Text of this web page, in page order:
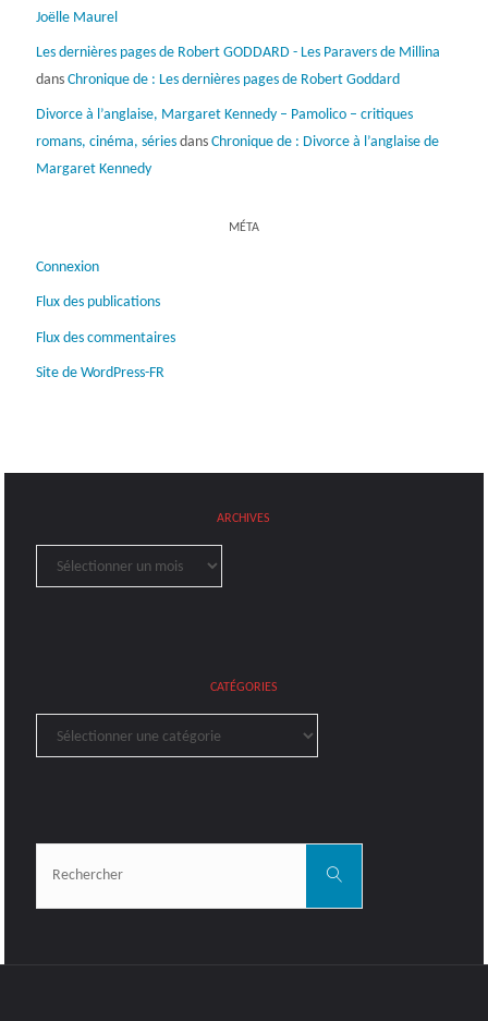
Joëlle Maurel
Les dernières pages de Robert GODDARD - Les Paravers de Millina
dans Chronique de : Les dernières pages de Robert Goddard
Divorce à l’anglaise, Margaret Kennedy – Pamolico – critiques
romans, cinéma, sériesdans Chronique de : Divorce à l’anglaise de
Margaret Kennedy
MÉTA
Connexion
Flux des publications
Flux des commentaires
Site de WordPress-FR
ARCHIVES
Archives
CATÉGORIES
Catégories
Rechercher